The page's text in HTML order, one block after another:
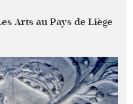
Arts au Pays de Liège